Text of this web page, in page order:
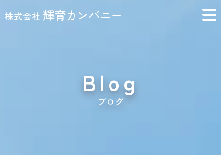
株式会社 輝育カンパニー
ブログ
Blog